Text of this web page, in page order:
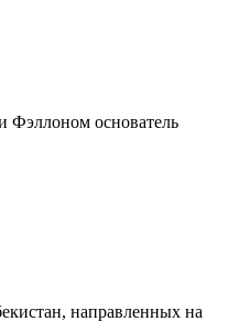
Фэллоном основатель
направленных на